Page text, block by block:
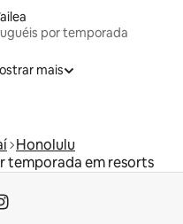
por temporada
mais
Honolulu
temporada em resorts